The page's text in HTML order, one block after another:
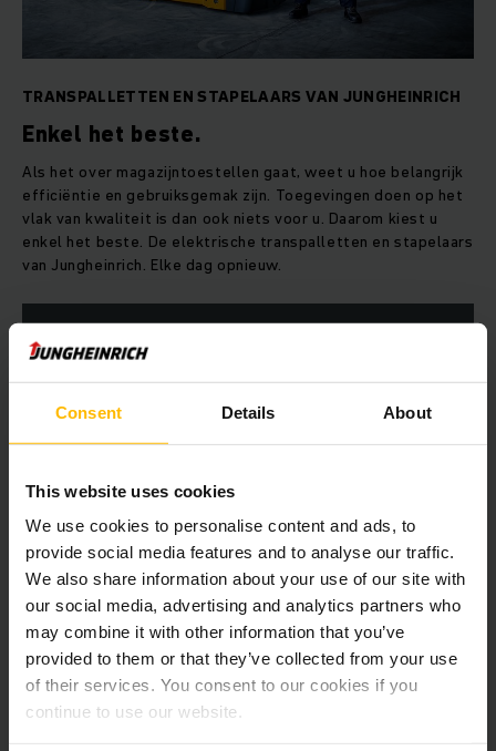
Consent Details About
This website uses cookies
We use cookies to personalise content and ads, to
provide social media features and to analyse our traffic.
We also share information about your use of our site with
our social media, advertising and analytics partners who
may combine it with other information that you’ve
provided to them or that they’ve collected from your use
of their services. You consent to our cookies if you
continue to use our website.
TRANSPALLETTEN EN STAPELAARS VAN JUNGHEINRICH
Enkel het beste.
Als het over magazijntoestellen gaat, weet u hoe belangrijk
efficiëntie en gebruiksgemak zijn. Toegevingen doen op het
vlak van kwaliteit is dan ook niets voor u. Daarom kiest u
enkel het beste. De elektrische transpalletten en stapelaars
van Jungheinrich. Elke dag opnieuw.
GEEN COMPROMISSEN